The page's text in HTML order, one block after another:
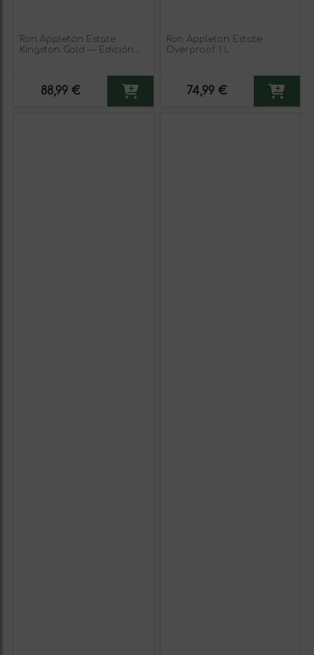
Ron Appleton Estate
Kingston Gold — Edición
88,99 €
Ron Appleton Estate
Overproof 1 L
74,99 €